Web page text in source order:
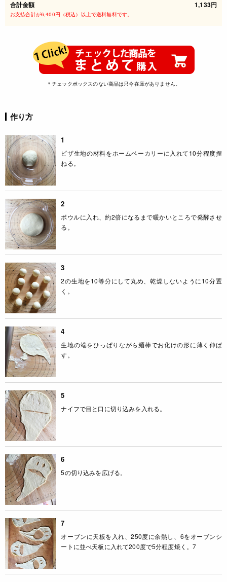
合計金額 1,133円
お支払合計が6,400円（税込）以上で送料無料です。
＊チェックボックスのない商品は只今在庫がありません。
作り方
1
ピザ生地の材料をホームベーカリーに入れて10分程度捏
ねる。
2
ボウルに入れ、約2倍になるまで暖かいところで発酵させ
る。
3
2の生地を10等分にして丸め、乾燥しないように10分置
く。
4
生地の端をひっぱりながら麺棒でお化けの形に薄く伸ば
す。
5
ナイフで目と口に切り込みを入れる。
6
5の切り込みを広げる。
7
オーブンに天板を入れ、250度に余熱し、6をオーブンシ
ートに並べ天板に入れて200度で5分程度焼く。7